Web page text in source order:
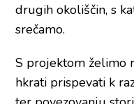
drugih okoliščin, s
srečamo.
S projektom želimo
hkrati prispevati k